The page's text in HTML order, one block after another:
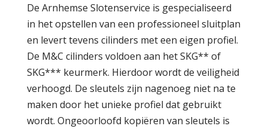
De Arnhemse Slotenservice is gespecialiseerd
in het opstellen van een professioneel sluitplan
en levert tevens cilinders met een eigen profiel.
De M&C cilinders voldoen aan het SKG** of
SKG*** keurmerk. Hierdoor wordt de veiligheid
verhoogd. De sleutels zijn nagenoeg niet na te
maken door het unieke profiel dat gebruikt
wordt. Ongeoorloofd kopiëren van sleutels is